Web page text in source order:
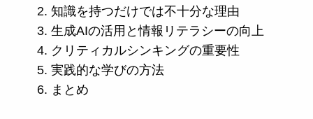
知識を持つだけでは不十分な理由
生成AIの活用と情報リテラシーの向上
クリティカルシンキングの重要性
実践的な学びの方法
まとめ